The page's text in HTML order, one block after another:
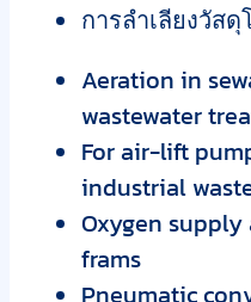
การลำเลียงวัส
Aeration in
wastewater
For air-lift
industrial
Oxygen
frams
Pneumatic